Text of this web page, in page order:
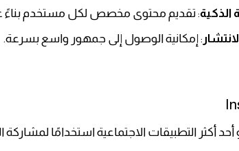
الذكية: تقديم محتوى مخصص لكل مستخدم بناءً
: إمكانية الوصول إلى جمهور واسع بسرعة.
أكثر التطبيقات الاجتماعية استخدامًا